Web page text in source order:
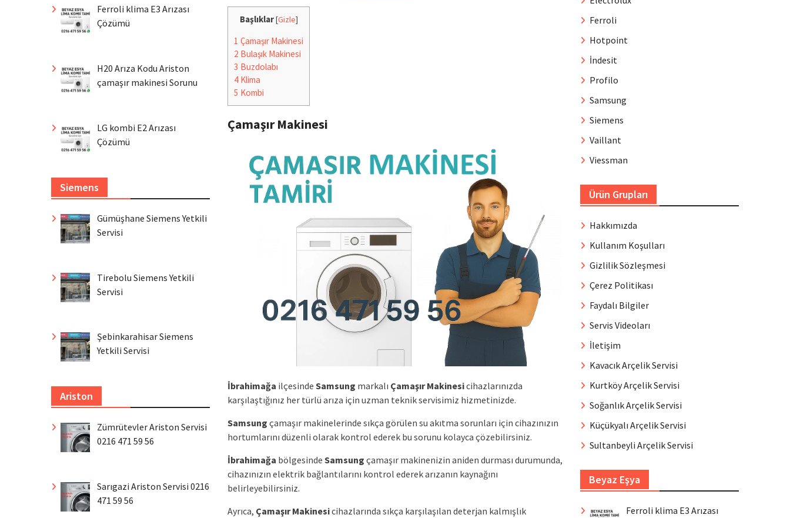
Başlıklar [Gizle]
1 Çamaşır Makinesi
2 Bulaşık Makinesi
3 Buzdolabı
4 Klima
5 Kombi
Çamaşır Makinesi
İbrahimağa ilçesinde Samsung markalı Çamaşır Makinesicihazlarınızda
karşılaştığınız her türlü arıza için uzman teknik servisimiz hizmetinizde.
Samsung çamaşır makinelerinde sıkça görülen su akıtma sorunları için cihazınızın
hortumlarını düzenli olarak kontrol ederek bu sorunu kolayca çözebilirsiniz.
İbrahimağa bölgesinde Samsung çamaşır makinenizin aniden durması durumunda,
cihazınızın elektrik bağlantılarını kontrol ederek arızanın kaynağını
belirleyebilirsiniz.
Ayrıca, Çamaşır Makinesicihazlarında sıkça karşılaşılan deterjan kalmışlık
Ferroli
Hotpoint
İndesit
Profilo
Samsung
Siemens
Vaillant
Viessman
Ürün Grupları
Hakkımızda
Kullanım Koşulları
Gizlilik Sözleşmesi
Çerez Politikası
Faydalı Bilgiler
Servis Videoları
İletişim
Kavacık Arçelik Servisi
Kurtköy Arçelik Servisi
Soğanlık Arçelik Servisi
Küçükyalı Arçelik Servisi
Sultanbeyli Arçelik Servisi
Beyaz Eşya
Ferroli klima E3 Arızası
Ferroli klima E3 Arızası
Çözümü
H20 Arıza Kodu Ariston
çamaşır makinesi Sorunu
LG kombi E2 Arızası
Çözümü
Siemens
Gümüşhane Siemens Yetkili
Servisi
Tirebolu Siemens Yetkili
Servisi
Şebinkarahisar Siemens
Yetkili Servisi
Ariston
Zümrütevler Ariston Servisi
0216 471 59 56
Sarıgazi Ariston Servisi 0216
471 59 56